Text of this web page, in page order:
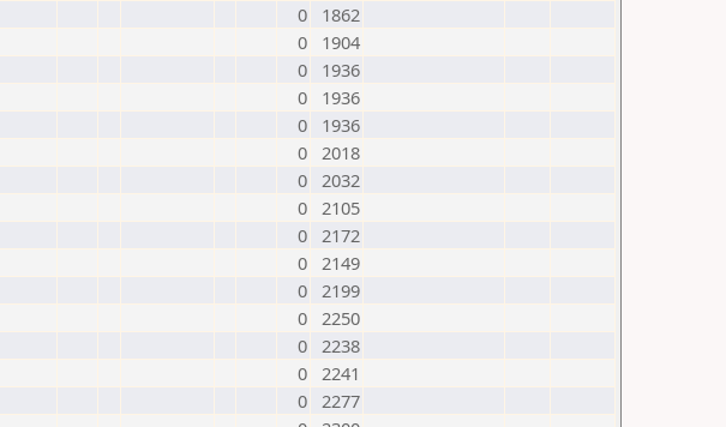
0
1862
0
1904
0
1936
0
1936
0
1936
0 2018
0 2032
0 2105
0 2172
0 2149
0 2199
0 2250
0 2238
0 2241
0 2277